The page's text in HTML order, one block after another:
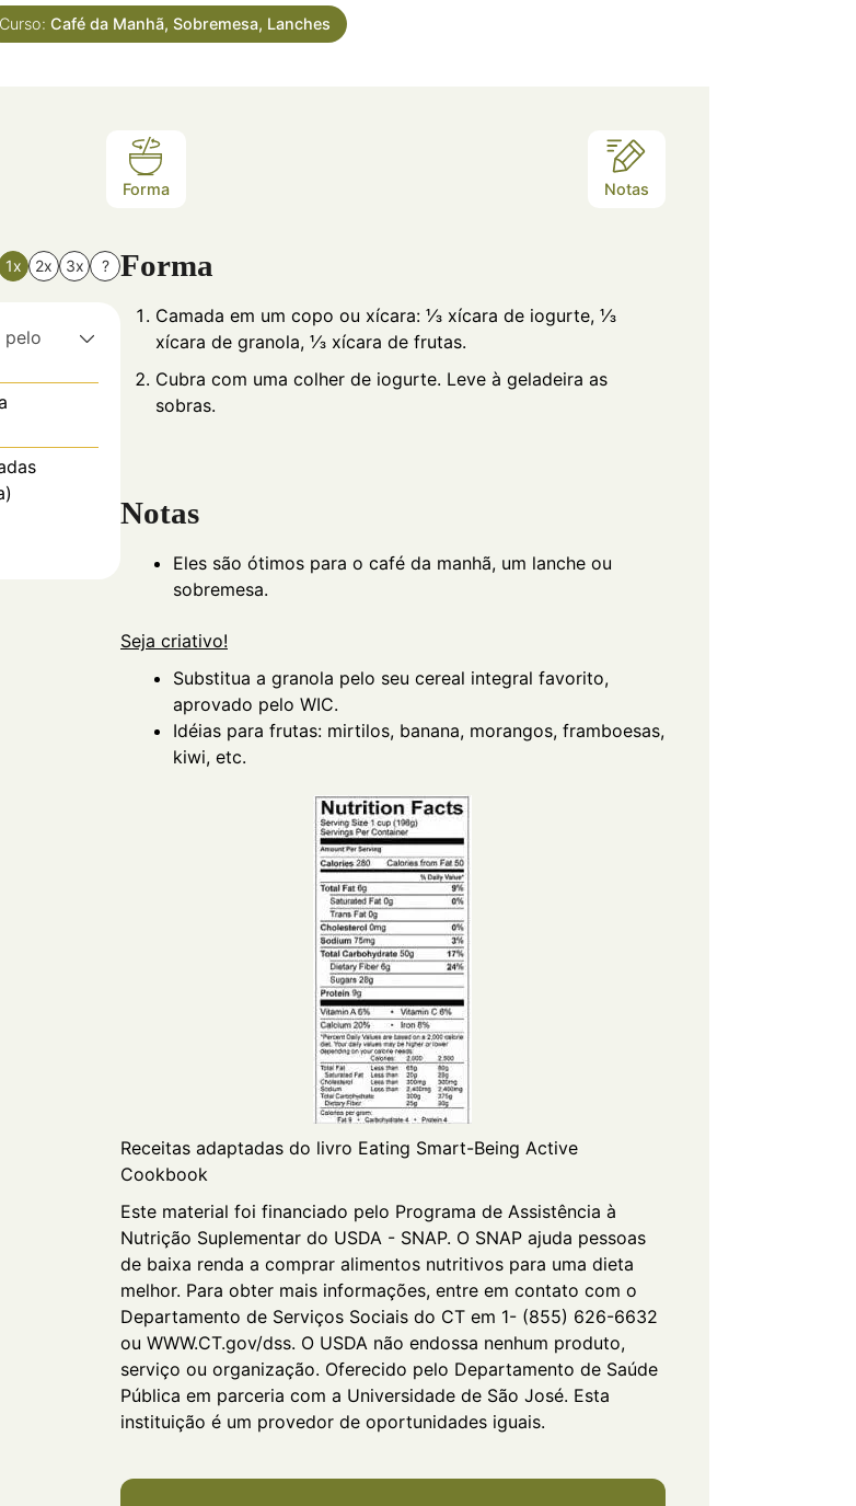
Curso: Café da Manhã, Sobremesa, Lanches
Forma Notas
1x 2x 3x ?
pelo
Forma
Camada em um copo ou xícara: ⅓ xícara de iogurte, ⅓
xícara de granola, ⅓ xícara de frutas.
Cubra com uma colher de iogurte. Leve à geladeira as
sobras.
Notas
Eles são ótimos para o café da manhã, um lanche ou
sobremesa.
Seja criativo!
Substitua a granola pelo seu cereal integral favorito,
aprovado pelo WIC.
Idéias para frutas: mirtilos, banana, morangos, framboesas,
kiwi, etc.
Receitas adaptadas do livro Eating Smart-Being Active
Cookbook
Este material foi financiado pelo Programa de Assistência à
Nutrição Suplementar do USDA - SNAP. O SNAP ajuda pessoas
de baixa renda a comprar alimentos nutritivos para uma dieta
melhor. Para obter mais informações, entre em contato com o
Departamento de Serviços Sociais do CT em 1- (855) 626-6632
ou WWW.CT.gov/dss. O USDA não endossa nenhum produto,
serviço ou organização. Oferecido pelo Departamento de Saúde
Pública em parceria com a Universidade de São José. Esta
instituição é um provedor de oportunidades iguais.